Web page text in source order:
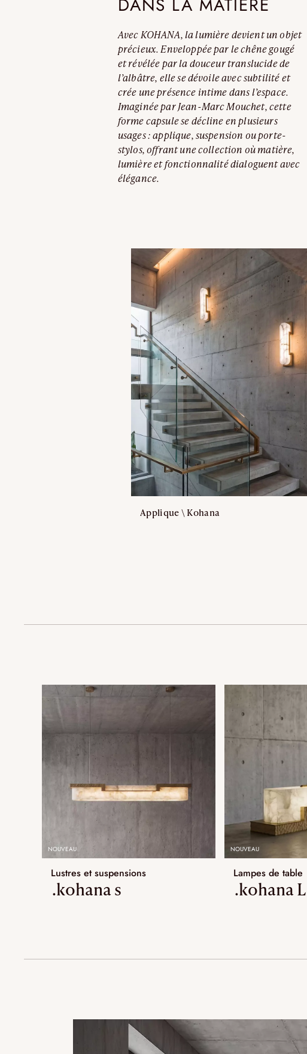
DANS LA MATIÈRE
Avec KOHANA, la lumière devient un objet
précieux. Enveloppée par le chêne gougé
et révélée par la douceur translucide de
l’albâtre, elle se dévoile avec subtilité et
crée une présence intime dans l’espace.
Imaginée par Jean-Marc Mouchet, cette
forme capsule se décline en plusieurs
usages : applique, suspension ou porte-
stylos, offrant une collection où matière,
lumière et fonctionnalité dialoguent avec
élégance.
Applique \ Kohana
NOUVEAU
Lustres et suspensions
.kohana s
NOUVEAU
Lampes de table
.kohana L